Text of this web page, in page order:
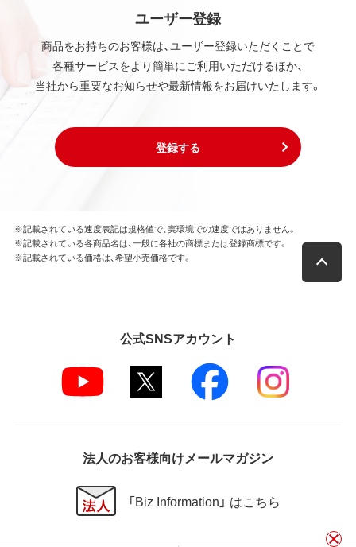
ユーザー登録
商品をお持ちのお客様は、ユーザー登録いただくことで
各種サービスをより簡単にご利用いただけるほか、
当社から重要なお知らせや最新情報をお届けいたします。
登録する
※記載されている速度表記は規格値で、実環境での速度ではありません。
※記載されている各商品名は、一般に各社の商標または登録商標です。
※記載されている価格は、希望小売価格です。
公式SNSアカウント
法人のお客様向けメールマガジン
「Biz Information」 はこちら